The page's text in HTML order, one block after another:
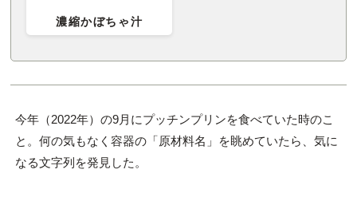
濃縮かぼちゃ汁
今年（2022年）の9月にプッチンプリンを食べていた時のこ
と。何の気もなく容器の「原材料名」を眺めていたら、気に
なる文字列を発見した。